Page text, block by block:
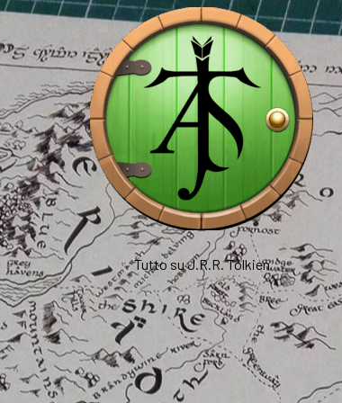
Tutto su J.R.R. Tolkien